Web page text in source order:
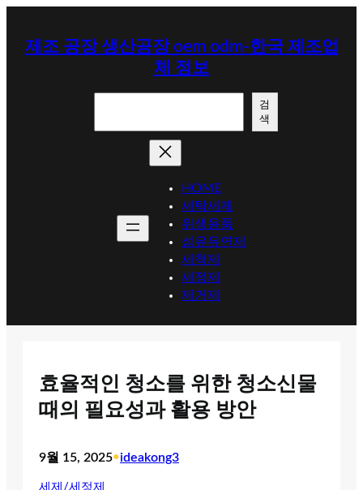
제조 공장 생산공장 oem odm-한국 제조업
체 정보
검
색
HOME
세탁세제
위생용품
섬유유연제
세척제
세정제
제거제
효율적인 청소를 위한 청소신물
때의 필요성과 활용 방안
9월 15, 2025•ideakong3
세제/세정제